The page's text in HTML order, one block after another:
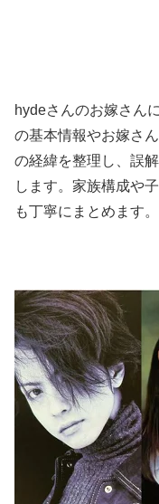
hydeさんのお嫁さん
の基本情報やお嫁さ
の経緯を整理し、誤
します。家族構成や
も丁寧にまとめます。